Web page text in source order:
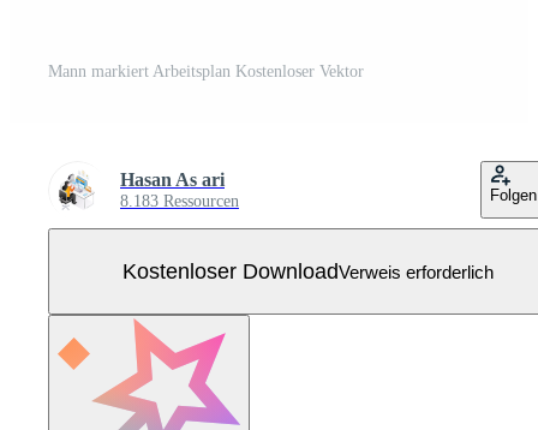
Mann markiert Arbeitsplan Kostenloser Vektor
Hasan As ari
8.183 Ressourcen Folgen
Kostenloser DownloadVerweis erforderlich